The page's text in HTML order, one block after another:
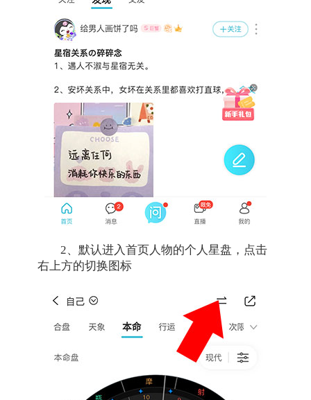
2、默认进入首页人物的个人星盘，点击
右上方的切换图标